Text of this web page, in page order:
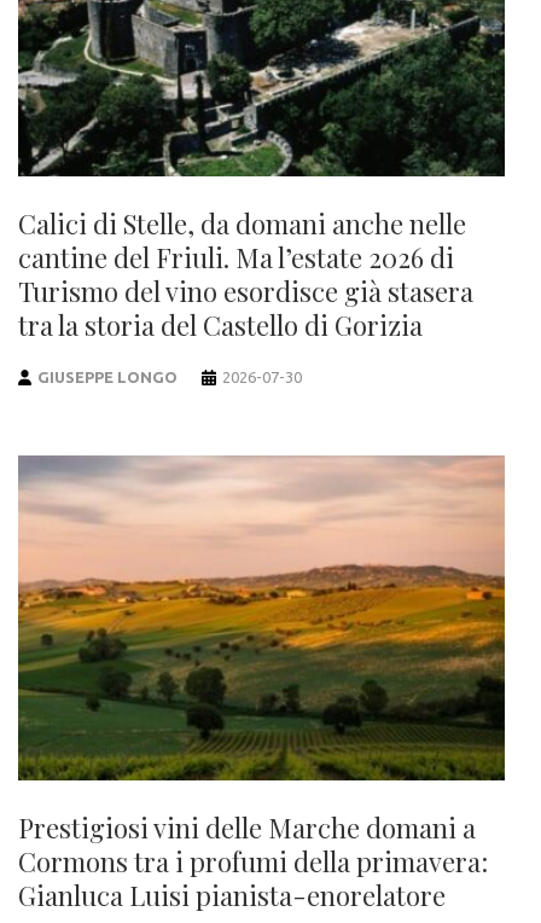
Calici di Stelle, da domani anche nelle
cantine del Friuli. Ma l’estate 2026 di
Turismo del vino esordisce già stasera
tra la storia del Castello di Gorizia
GIUSEPPE LONGO 2026-07-30
Prestigiosi vini delle Marche domani a
Cormons tra i profumi della primavera:
Gianluca Luisi pianista-enorelatore